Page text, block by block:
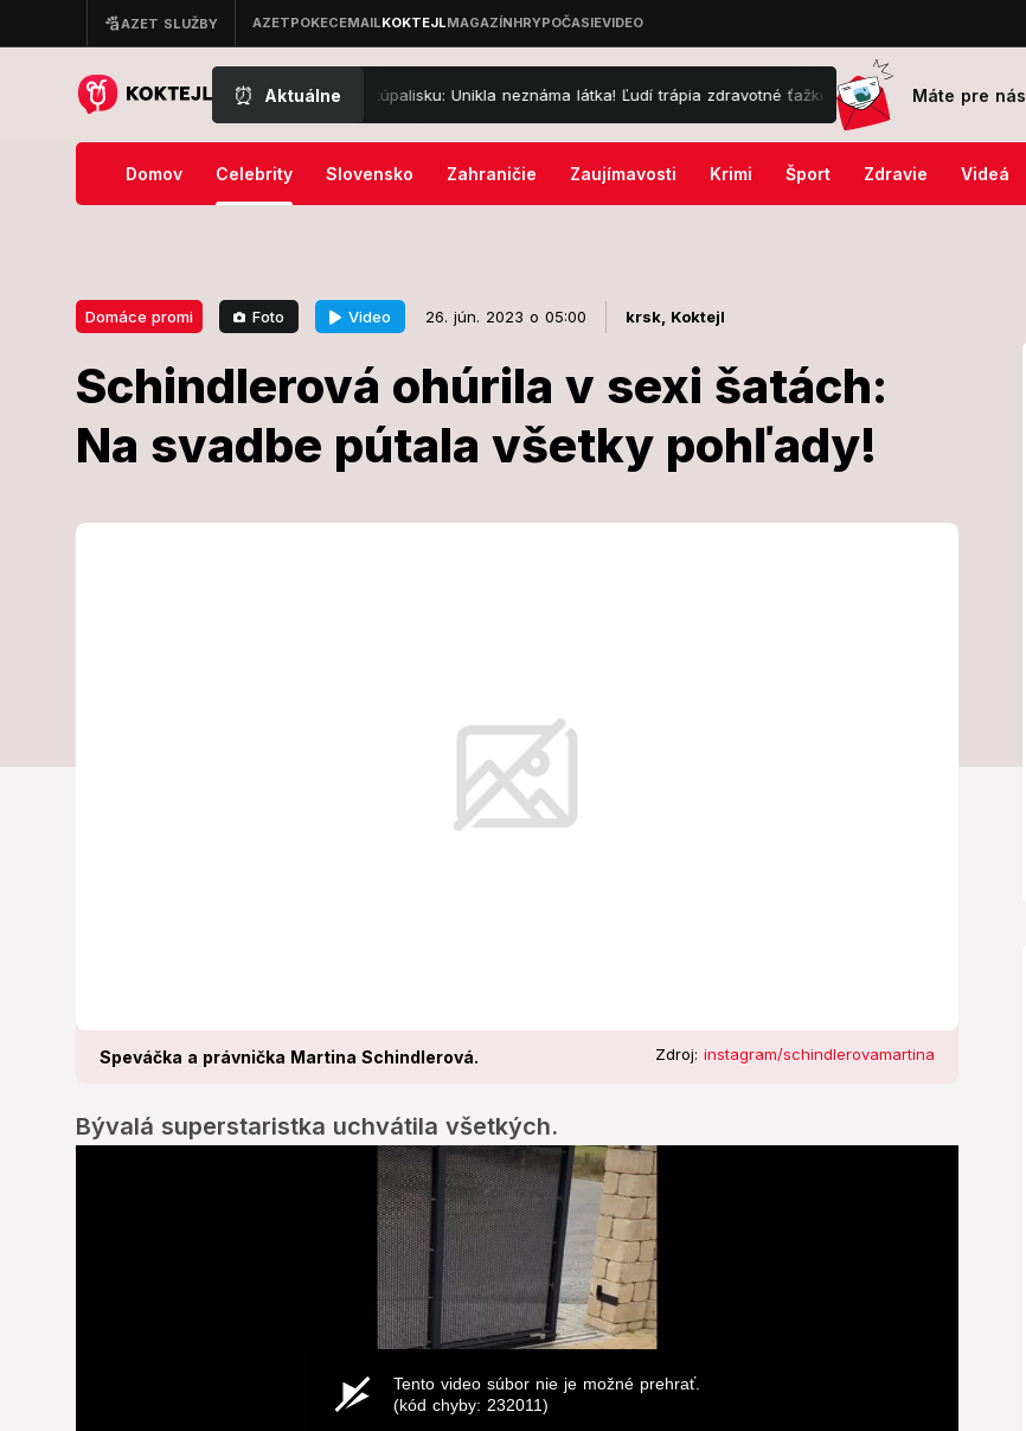
⏰ Aktuálne
Veľký poplach na slovenskom kúpalisku: Unikla neznáma látka! Ľudí trápia zdravotné ťažkosti Tragédia v turistickom raji:
Máte pre
Domov Celebrity Slovensko Zahraničie Zaujímavosti Krimi Šport Zdravie Videá
Domáce promi Foto Video 26. jún. 2023 o 05:00 krsk, Koktejl
Schindlerová ohúrila v sexi šatách:
Na svadbe pútala všetky pohľady!
Speváčka a právnička Martina Schindlerová. Zdroj: instagram/schindlerovamartina
Bývalá superstaristka uchvátila všetkých.
Schindlerová ohúrila v sexi
Bývalá superstaristka uchvátila všetkých.
Tento video súbor nie je možné prehrať.
(kód chyby: 232011)